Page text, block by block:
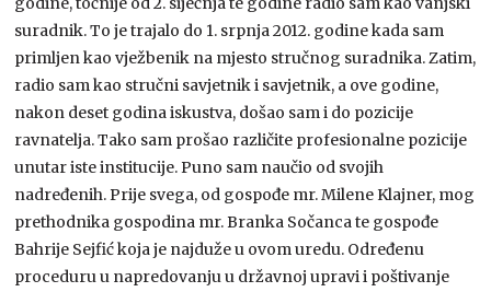
suradnik. To je trajalo do 1. srpnja 2012. godine kada sam
primljen kao vježbenik na mjesto stručnog suradnika. Zatim,
radio sam kao stručni savjetnik i savjetnik, a ove godine,
nakon deset godina iskustva, došao sam i do pozicije
ravnatelja. Tako sam prošao različite profesionalne pozicije
unutar iste institucije. Puno sam naučio od svojih
nadređenih. Prije svega, od gospođe mr. Milene Klajner, mog
prethodnika gospodina mr. Branka Sočanca te gospođe
Bahrije Sejfić koja je najduže u ovom uredu. Određenu
proceduru u napredovanju u državnoj upravi i poštivanje